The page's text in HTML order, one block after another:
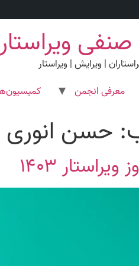
| ویرایش | ویراستار
معرفی انجمن
حسن انوری
۱۴۰۳